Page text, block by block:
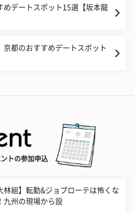
めデートスポット15選【坂本龍
都のおすすめデートスポット
トの参加申込
林組】転勤&ジョブローテは怖くな
九州の現場から設